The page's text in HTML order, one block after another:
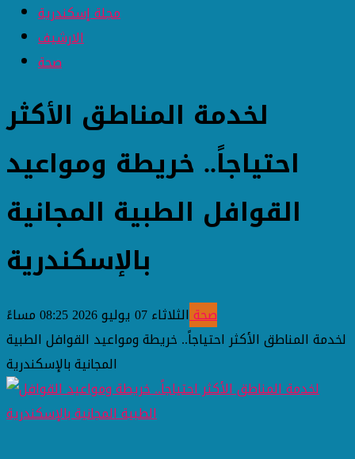
مجلة إسكندرية
الارشيف
صحة
لخدمة المناطق الأكثر
احتياجاً.. خريطة ومواعيد
القوافل الطبية المجانية
بالإسكندرية
صحةالثلاثاء 07 يوليو 2026 08:25 مساءً
لخدمة المناطق الأكثر احتياجاً.. خريطة ومواعيد القوافل الطبية
المجانية بالإسكندرية